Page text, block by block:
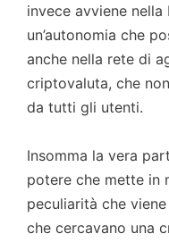
invece avviene
un’autonomia che
anche nella rete di
criptovaluta, che
da tutti gli utenti.
Insomma la vera
potere che mette in
peculiarità che
che cercavano una